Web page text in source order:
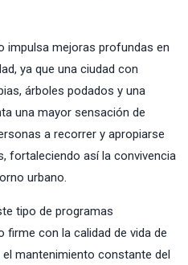
impulsa mejoras profundas en
ya que una ciudad con
árboles podados y una
una mayor sensación de
a recorrer y apropiarse
fortaleciendo así la convivencia
urbano.
tipo de programas
con la calidad de vida de
mantenimiento constante del